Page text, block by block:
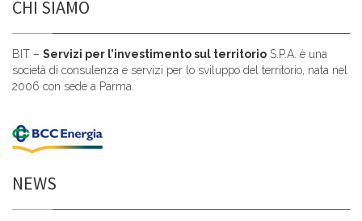
CHI SIAMO
BIT – Servizi per l’investimento sul territorio S.P.A. è una
società di consulenza e servizi per lo sviluppo del territorio, nata nel
2006 con sede a Parma.
NEWS